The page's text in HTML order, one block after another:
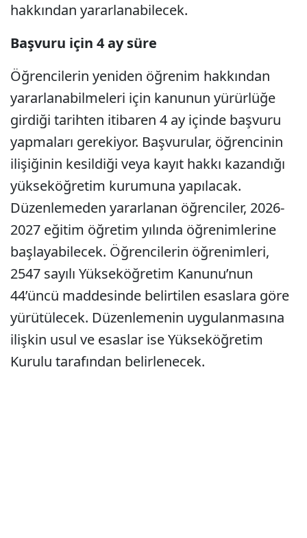
hakkından yararlanabilecek.
Başvuru için 4 ay süre
Öğrencilerin yeniden öğrenim hakkından
yararlanabilmeleri için kanunun yürürlüğe
girdiği tarihten itibaren 4 ay içinde başvuru
yapmaları gerekiyor. Başvurular, öğrencinin
ilişiğinin kesildiği veya kayıt hakkı kazandığı
yükseköğretim kurumuna yapılacak.
Düzenlemeden yararlanan öğrenciler, 2026-
2027 eğitim öğretim yılında öğrenimlerine
başlayabilecek. Öğrencilerin öğrenimleri,
2547 sayılı Yükseköğretim Kanunu’nun
44’üncü maddesinde belirtilen esaslara göre
yürütülecek. Düzenlemenin uygulanmasına
ilişkin usul ve esaslar ise Yükseköğretim
Kurulu tarafından belirlenecek.